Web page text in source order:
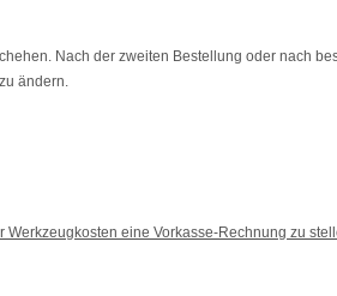
Nach der zweiten Bestellung oder nach
ändern.
eine Vorkasse-Rechnung zu